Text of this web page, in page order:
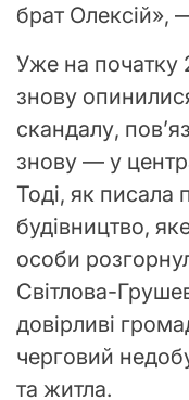
брат Олексій»,
Уже на початку
знову
скандалу,
знову — у
Тоді, як писала
будівництво,
особи
Світлова-
довірливі
черговий
та житла.